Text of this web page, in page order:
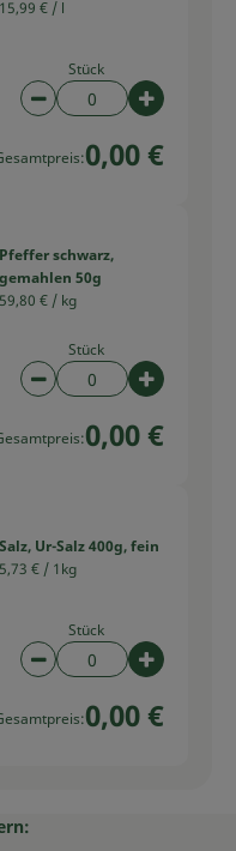
15,99 € / l
Stück
Artikelanzahl
0,00 €
Pfeffer schwarz,
gemahlen 50g
59,80 € / kg
Stück
Artikelanzahl
0,00 €
Salz, Ur-Salz 400g, fein
5,73 € / 1kg
Stück
Artikelanzahl
0,00 €